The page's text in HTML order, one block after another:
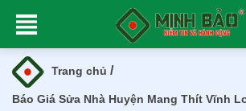
Trang chủ /
Báo Giá Sửa Nhà Huyện Mang Thít Vĩnh